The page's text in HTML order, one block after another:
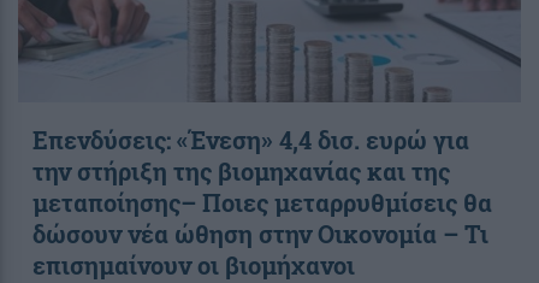
Επενδύσεις: «Ένεση» 4,4 δισ. ευρώ για
την στήριξη της βιομηχανίας και της
μεταποίησης– Ποιες μεταρρυθμίσεις θα
δώσουν νέα ώθηση στην Οικονομία – Τι
επισημαίνουν οι βιομήχανοι